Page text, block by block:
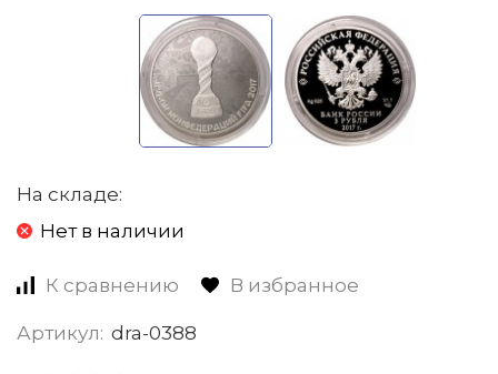
На складе:
Нет в наличии
К сравнению В избранное
Артикул: dra-0388